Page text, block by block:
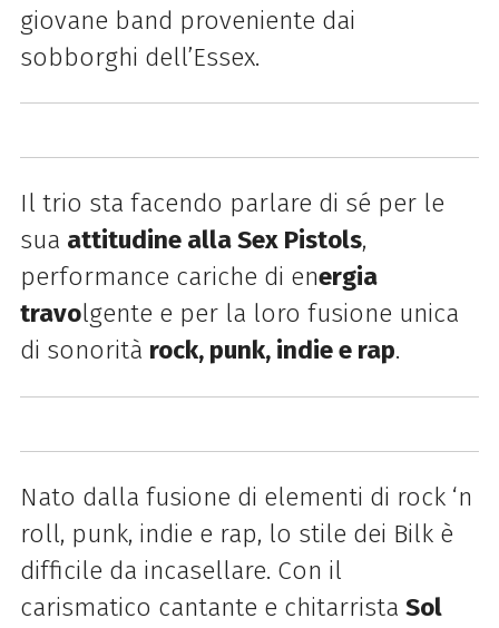
giovane band proveniente dai
sobborghi dell’Essex.
Il trio sta facendo parlare di sé per le
sua attitudine alla Sex Pistols,
performance cariche di energia
travolgente e per la loro fusione unica
di sonorità rock, punk, indie e rap.
Nato dalla fusione di elementi di rock ‘n
roll, punk, indie e rap, lo stile dei Bilk è
difficile da incasellare. Con il
carismatico cantante e chitarrista Sol